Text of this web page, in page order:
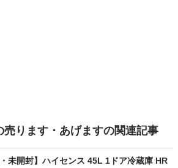
売ります・あげますの関連記事
・未開封】ハイセンス 45L 1ドア冷蔵庫 HR